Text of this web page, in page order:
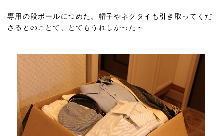
専用の段ボールにつめた。帽子やネクタイも引き取ってくだ
さるとのことで、とてもうれしかった～